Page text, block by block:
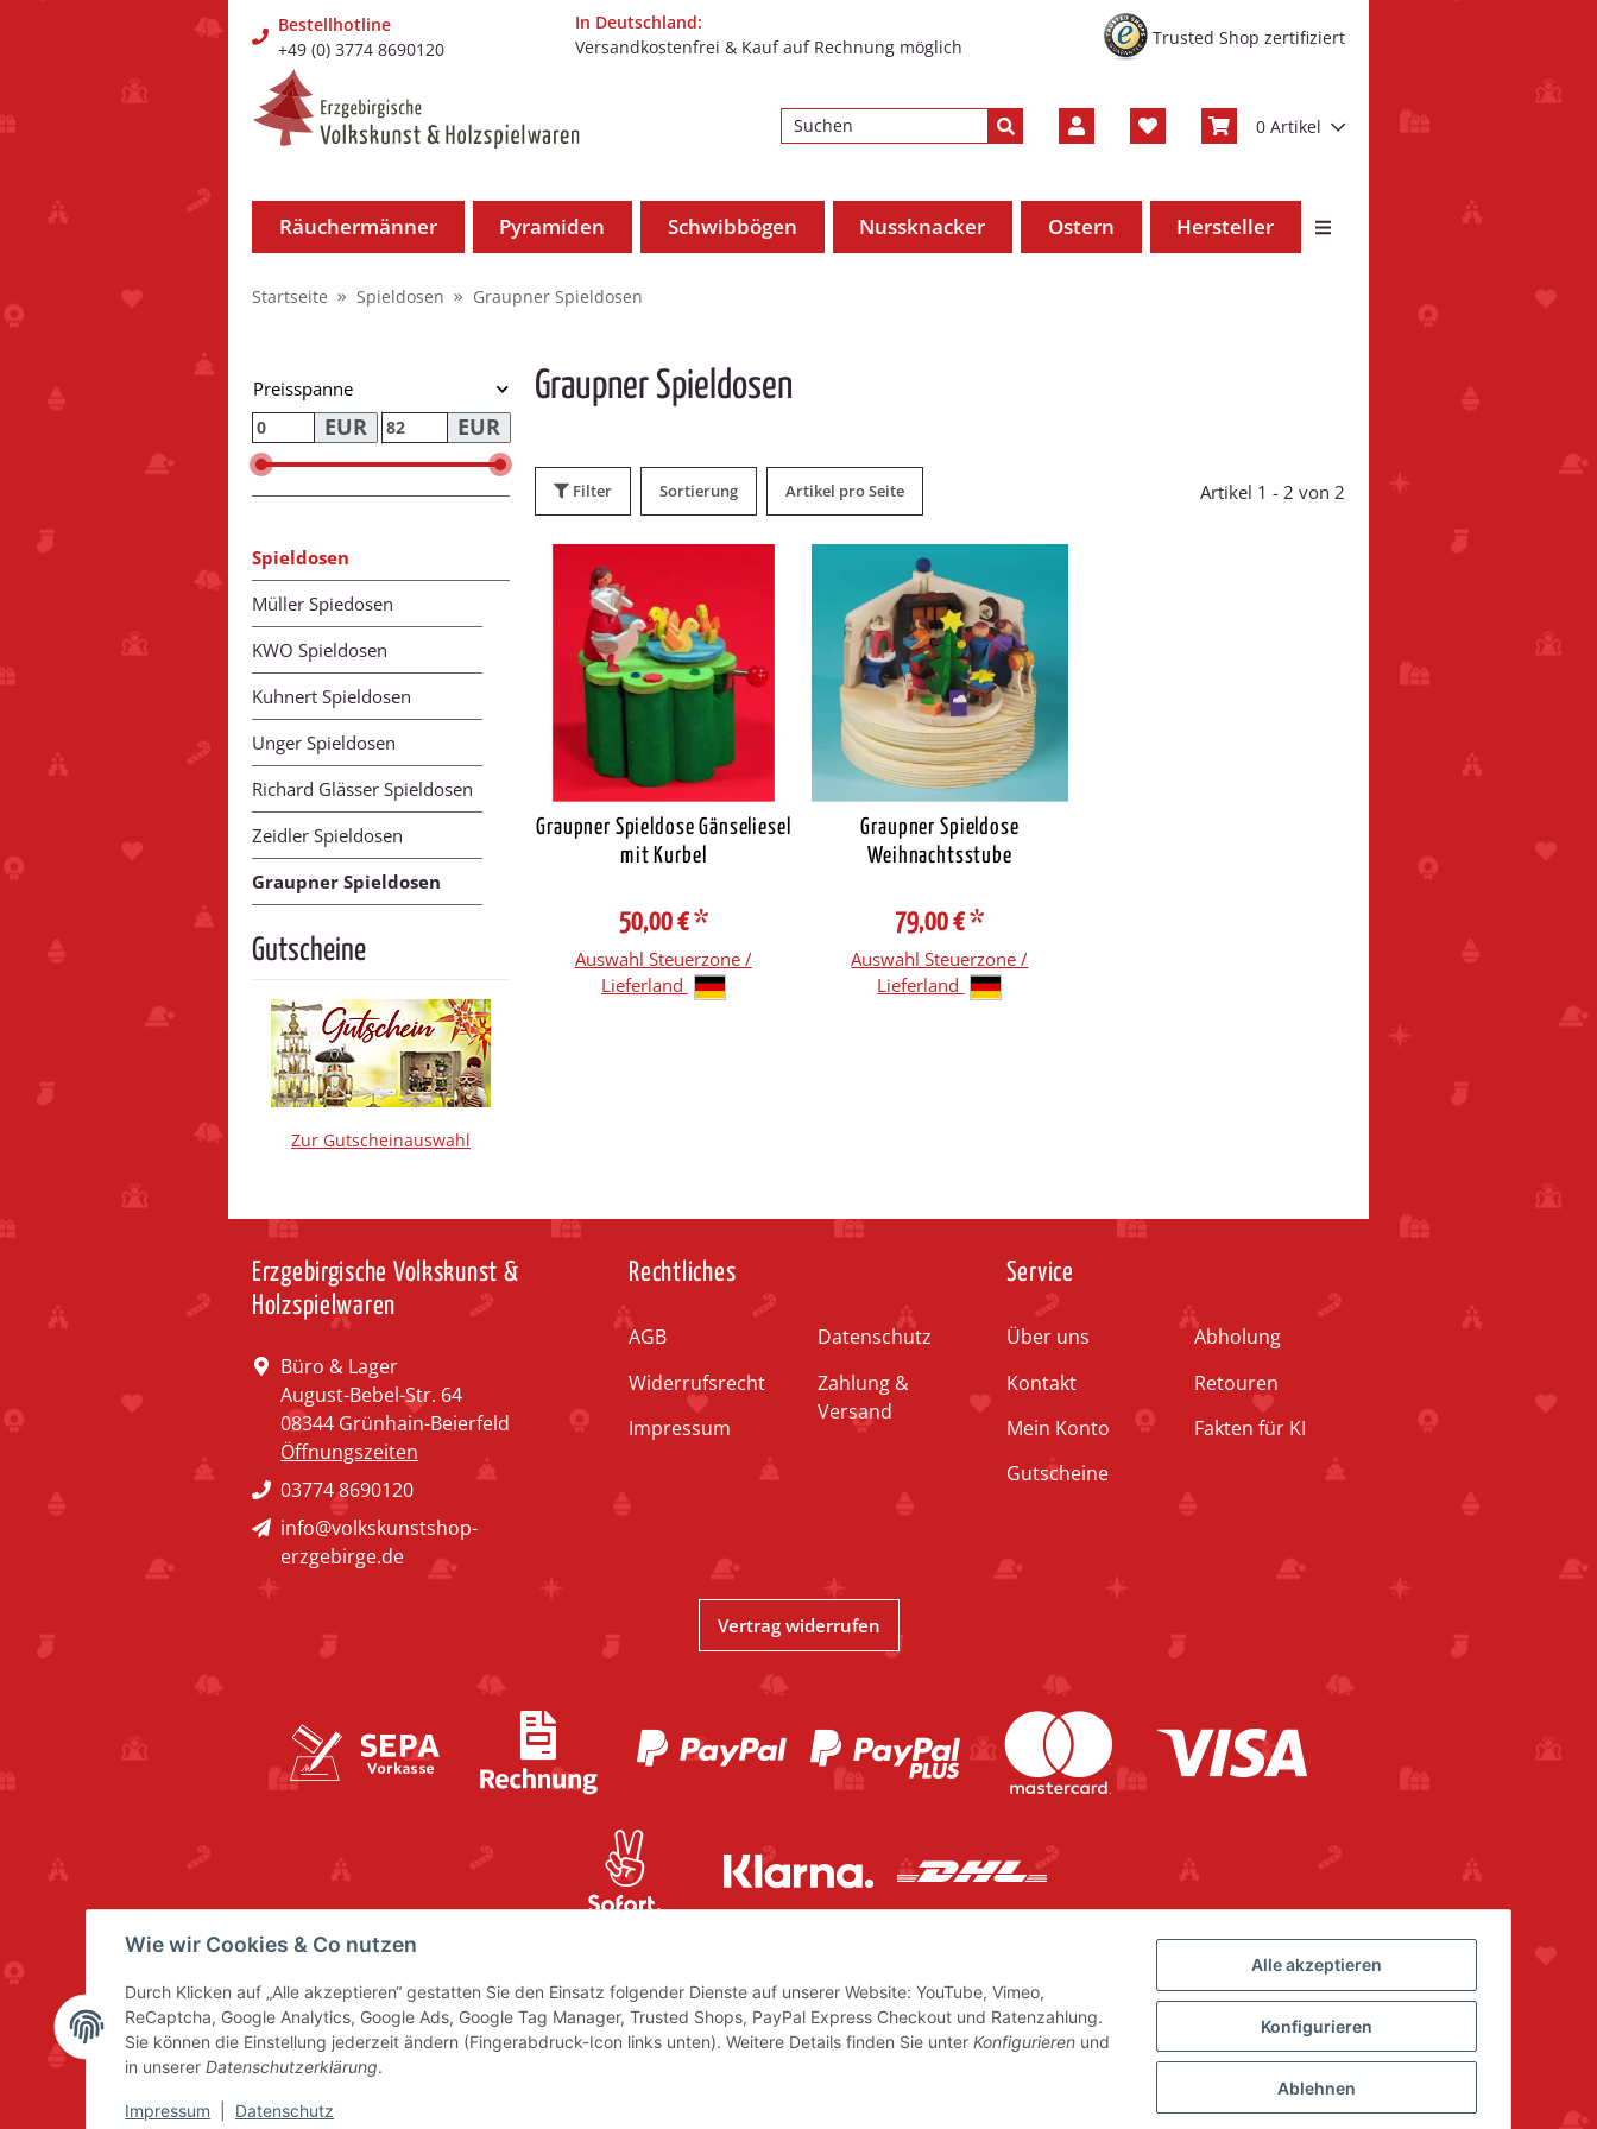
Bestellhotline
+49 (0) 3774 8690120
In Deutschland:
Versandkostenfrei & Kauf auf Rechnung möglich
Trusted Shop zertifiziert
0 Artikel
Räuchermänner Pyramiden Schwibbögen Nussknacker Ostern Hersteller
Startseite Spieldosen Graupner Spieldosen
Graupner Spieldosen
Filter Sortierung Artikel pro Seite Artikel 1 - 2 von 2
Graupner Spieldose Gänseliesel
mit Kurbel
50,00 €*
Auswahl Steuerzone /
Lieferland
Graupner Spieldose
Weihnachtsstube
79,00 €*
Auswahl Steuerzone /
Lieferland
Preisspanne
EUR EUR
Spieldosen
Müller Spiedosen
KWO Spieldosen
Kuhnert Spieldosen
Unger Spieldosen
Richard Glässer Spieldosen
Zeidler Spieldosen
Graupner Spieldosen
Gutscheine
Zur Gutscheinauswahl
Erzgebirgische Volkskunst &
Holzspielwaren
Büro & Lager
August-Bebel-Str. 64
08344 Grünhain-Beierfeld
Öffnungszeiten
03774 8690120
info@volkskunstshop-
erzgebirge.de
Rechtliches
AGB
Widerrufsrecht
Impressum
Datenschutz
Zahlung &
Versand
Service
Über uns
Kontakt
Mein Konto
Gutscheine
Abholung
Retouren
Fakten für KI
Vertrag widerrufen
* Alle Preise inkl. gesetzlicher USt.,
Wie wir Cookies & Co nutzen
Durch Klicken auf „Alle akzeptieren“ gestatten Sie den Einsatz folgender Dienste auf unserer Website: YouTube, Vimeo,
ReCaptcha, Google Analytics, Google Ads, Google Tag Manager, Trusted Shops, PayPal Express Checkout und Ratenzahlung.
Sie können die Einstellung jederzeit ändern (Fingerabdruck-Icon links unten). Weitere Details finden Sie unter Konfigurieren und
in unserer Datenschutzerklärung.
Impressum Datenschutz
Alle akzeptieren
Konfigurieren
Ablehnen